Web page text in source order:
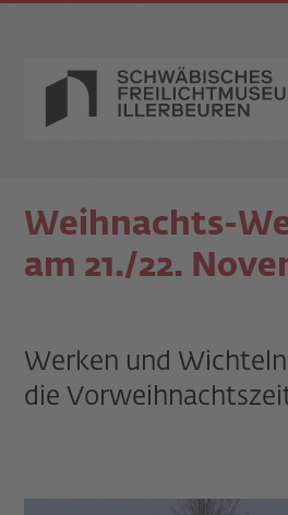
Weihnachts-
am 21./22.
Werken und
die